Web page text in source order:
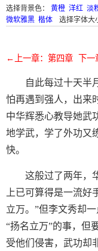
选择背景色： 黄橙 洋红 淡
微软雅黑 楷体 选择字体大
←上一章：第四章 下
自此每过十天半
怕再遇到强人，出来
中华辉悉心教导她武
地学武，学了外功又
快。
这般过了两年，
上已可算得是一流
立万。”但李文秀却
“扬名立万”的事，但
受他们侵害，武功却